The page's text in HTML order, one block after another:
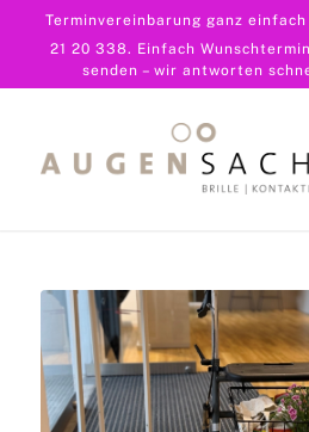
Terminvereinbarung ganz
21 20 338. Einfach
senden – wir antworten